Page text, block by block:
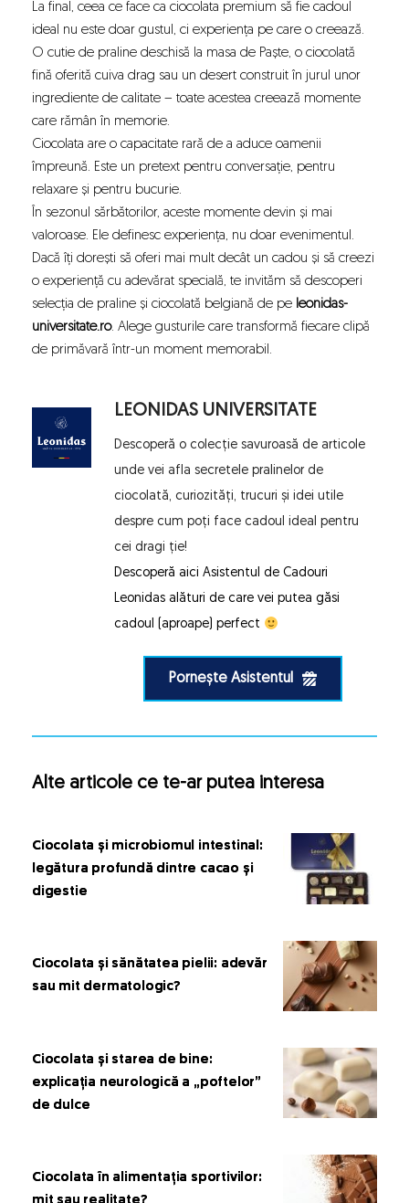
La final, ceea ce face ca ciocolata premium să fie cadoul
ideal nu este doar gustul, ci experiența pe care o creează.
O cutie de praline deschisă la masa de Paște, o ciocolată
fină oferită cuiva drag sau un desert construit în jurul unor
ingrediente de calitate – toate acestea creează momente
care rămân în memorie.
Ciocolata are o capacitate rară de a aduce oamenii
împreună. Este un pretext pentru conversație, pentru
relaxare și pentru bucurie.
În sezonul sărbătorilor, aceste momente devin și mai
valoroase. Ele definesc experiența, nu doar evenimentul.
Dacă îți dorești să oferi mai mult decât un cadou și să creezi
o experiență cu adevărat specială, te invităm să descoperi
selecția de praline și ciocolată belgiană de pe leonidas-
universitate.ro. Alege gusturile care transformă fiecare clipă
de primăvară într-un moment memorabil.
LEONIDAS UNIVERSITATE
Descoperă o colecție savuroasă de articole
unde vei afla secretele pralinelor de
ciocolată, curiozități, trucuri și idei utile
despre cum poți face cadoul ideal pentru
cei dragi ție!
Descoperă aici Asistentul de Cadouri
Leonidas alături de care vei putea găsi
cadoul (aproape) perfect
Pornește Asistentul
Alte articole ce te-ar putea interesa
Ciocolata și microbiomul intestinal:
legătura profundă dintre cacao și
digestie
Ciocolata și sănătatea pielii: adevăr
sau mit dermatologic?
Ciocolata și starea de bine:
explicația neurologică a „poftelor”
de dulce
Ciocolata în alimentația sportivilor: